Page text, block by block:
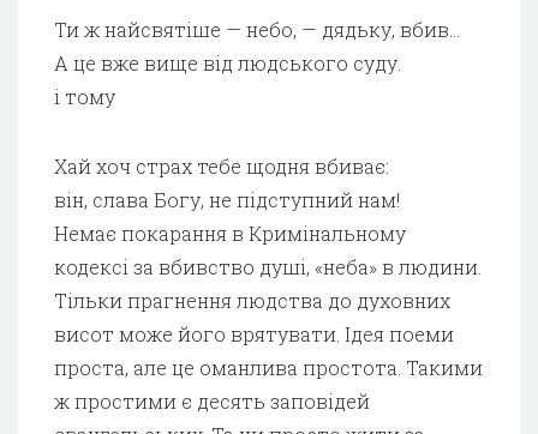
Ти ж найсвятіше — небо, — дядьку, вбив…
А це вже вище від людського суду.
і тому
Хай хоч страх тебе щодня вбиває:
він, слава Богу, не підступний нам!
Немає покарання в Кримінальному
кодексі за вбивство душі, «неба» в людини.
Тільки прагнення людства до духовних
висот може його врятувати. Ідея поеми
проста, але це оманлива простота. Такими
ж простими є десять заповідей